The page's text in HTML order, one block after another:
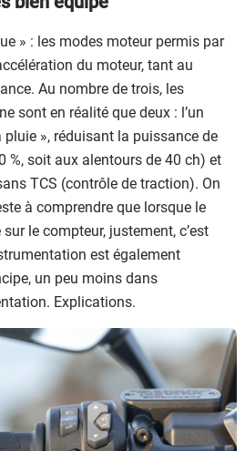
» : les modes moteur permis par
du moteur, tant au
Au nombre de trois, les
sont en réalité que deux : l’un
», réduisant la puissance de
%, soit aux alentours de 40 ch) et
TCS (contrôle de traction). On
à comprendre que lorsque le
le compteur, justement, c’est
est également
un peu moins dans
Explications.